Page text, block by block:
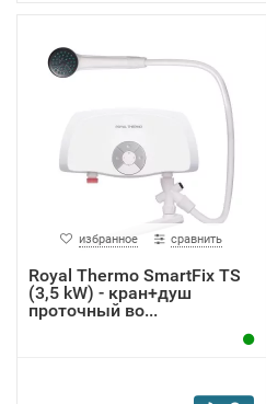
избранное сравнить
Royal Thermo SmartFix TS
(3,5 kW) - кран+душ
проточный во...